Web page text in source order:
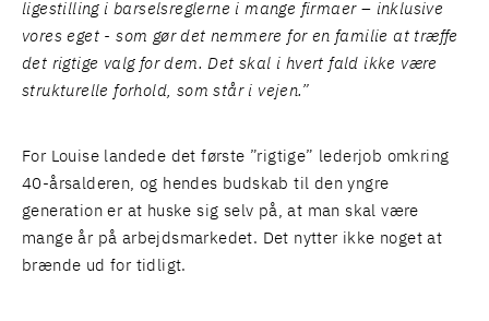
ligestilling i barselsreglerne i mange firmaer – inklusive
vores eget - som gør det nemmere for en familie at træffe
det rigtige valg for dem. Det skal i hvert fald ikke være
strukturelle forhold, som står i vejen.”
For Louise landede det første ”rigtige” lederjob omkring
40-årsalderen, og hendes budskab til den yngre
generation er at huske sig selv på, at man skal være
mange år på arbejdsmarkedet. Det nytter ikke noget at
brænde ud for tidligt.